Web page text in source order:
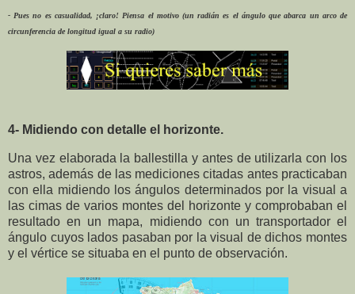
- Pues no es casualidad, ¡claro! Piensa el motivo (un radián es el ángulo que abarca un arco de
circunferencia de longitud igual a su radio)
4- Midiendo con detalle el horizonte.
Una vez elaborada la ballestilla y antes de utilizarla con los
astros, además de las mediciones citadas antes practicaban
con ella midiendo los ángulos determinados por la visual a
las cimas de varios montes del horizonte y comprobaban el
resultado en un mapa, midiendo con un transportador el
ángulo cuyos lados pasaban por la visual de dichos montes
y el vértice se situaba en el punto de observación.